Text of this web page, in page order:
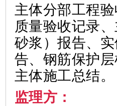
主体分部工程
质量验收记录
砂浆）报告、
告、钢筋保护
主体施工总结。
监理方：